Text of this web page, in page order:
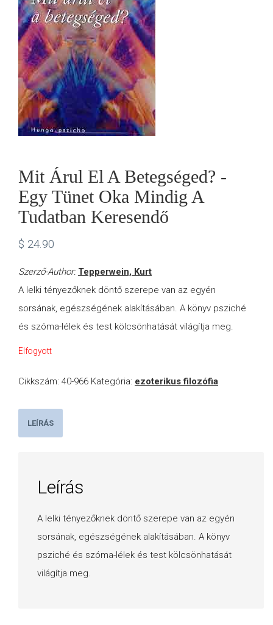
KAPCSOLAT
CONTACT
US
Mit Árul El A Betegséged? -
Egy Tünet Oka Mindig A
Tudatban Keresendő
$ 24.90
Szerző-Author: Tepperwein, Kurt
A lelki tényezőknek döntő szerepe van az egyén
sorsának, egészségének alakításában. A könyv psziché
és szóma-lélek és test kölcsönhatását világítja meg.
Elfogyott
Cikkszám: 40-966 Kategória: ezoterikus filozófia
LEÍRÁS
Leírás
A lelki tényezőknek döntő szerepe van az egyén
sorsának, egészségének alakításában. A könyv
psziché és szóma-lélek és test kölcsönhatását
világítja meg.